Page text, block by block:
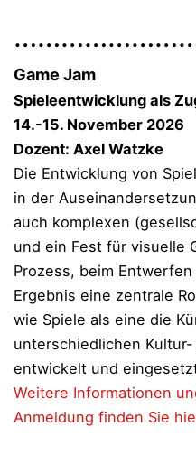
Game Jam
Spieleentwicklung als
14.-15. November 2026
Dozent: Axel Watzke
Die Entwicklung von
in der
auch komplexen
und ein Fest für visuelle
Prozess, beim
Ergebnis eine zentrale
wie Spiele als eine die
unterschiedlichen
entwickelt und
Weitere Informationen
Anmeldung finden Sie